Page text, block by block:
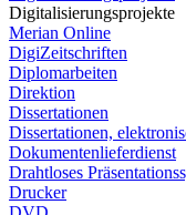
Digitalisierungsprojekte
Merian Online
DigiZeitschriften
Diplomarbeiten
Direktion
Dissertationen
Dissertationen,
Dokumentenlieferdienst
Drahtloses
Drucker